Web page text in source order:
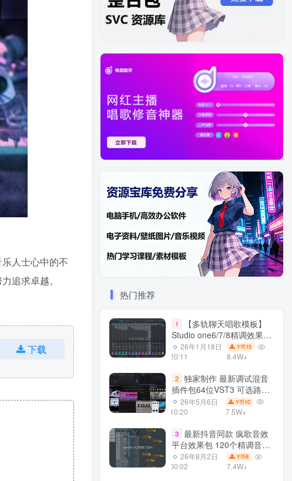
人士心中的不
追求卓越。
下载
热门推荐
1
【多轨聊天唱歌模板】
Studio one6/7/8精调效果包
多种效果模式 声卡调试好直
播预设模板
26年1月18日
20:11
Y币15
8.4W+
2 独家制作 最新调试混音
插件包64位VST3 可选路径
一键安装550个效果器合集
v3.0 WiN 支持定制
26年5月6日
10:20
Y币10
7.5W+
3 最新抖音同款 疯歌音效
平台效果包 120个精调音效
包+软件自带170个音效
+600个插件 带安装教程全
26年8月2日
00:02
Y币8
7.4W+